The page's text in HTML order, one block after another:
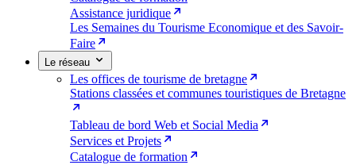
Assistance juridique
Les Semaines du Tourisme Economique et des Savoir-
Faire
Le réseau
Les offices de tourisme de bretagne
Stations classées et communes touristiques de Bretagne
Tableau de bord Web et Social Media
Services et Projets
Catalogue de formation